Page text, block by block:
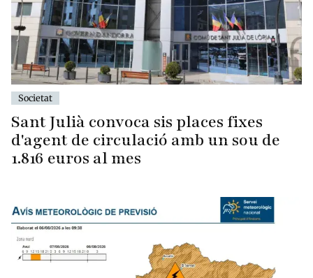
Societat
Sant Julià convoca sis places fixes
d'agent de circulació amb un sou de
1.816 euros al mes